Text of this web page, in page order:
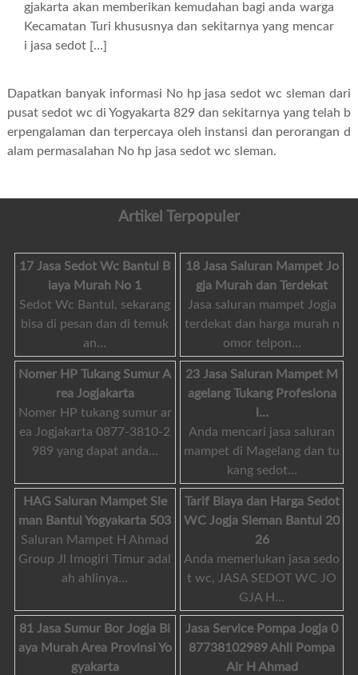
gjakarta akan memberikan kemudahan bagi anda warga
Kecamatan Turi khususnya dan sekitarnya yang mencar
i jasa sedot […]
Dapatkan banyak informasi No hp jasa sedot wc sleman dari
pusat sedot wc di Yogyakarta 829 dan sekitarnya yang telah b
erpengalaman dan terpercaya oleh instansi dan perorangan d
alam permasalahan No hp jasa sedot wc sleman.
Artikel Terpopuler
17 Jasa Sedot Wc Bantul B
iaya Murah No 1
Sedot Wc Bantul, sekarang
bisa di pesan dan di temuk
an…
18 Jasa Saluran Mampet Jo
gja Murah dan Terdekat
Jasa saluran mampet Jogja
terdekat dan harga murah n
omor telpon…
Nomer HP Tukang Sumur A
rea Jogjakarta
Nomer HP tukang sumur ar
ea Jogjakarta 0877-3810-2
989 yang dapat anda…
23 Jasa Saluran Mampet M
agelang Tukang Profesiona
l…
Anda mencari jasa saluran
mampet di Magelang dan tu
kang sedot…
HAG Saluran Mampet Sle
man Bantul Yogyakarta 503
Saluran Mampet H Ahmad
Group Jl Imogiri Timur adal
ah ahlinya…
Tarif Biaya dan Harga Sedot
WC Jogja Sleman Bantul 20
26
Anda memerlukan jasa sedo
t wc, JASA SEDOT WC JO
GJA H…
81 Jasa Sumur Bor Jogja Bi
aya Murah Area Provinsi Yo
gyakarta
Jasa Service Pompa Jogja 0
87738102989 Ahli Pompa
Air H Ahmad